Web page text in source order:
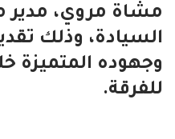
مشاة مروي،
السيادة، وذلك
وجهوده المتميزة
للفرقة.